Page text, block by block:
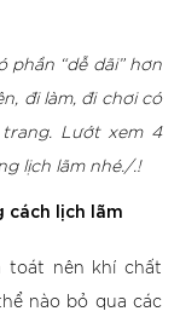
“dễ dãi” hơn
đi làm, đi chơi có
Lướt xem 4
lịch lãm nhé./.!
cách lịch lãm
toát nên khí chất
nào bỏ qua các